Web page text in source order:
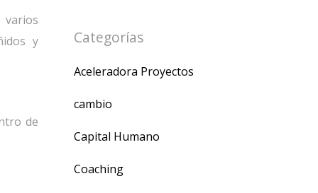
varios
y
de
Categorías
Aceleradora Proyectos
cambio
Capital Humano
Coaching